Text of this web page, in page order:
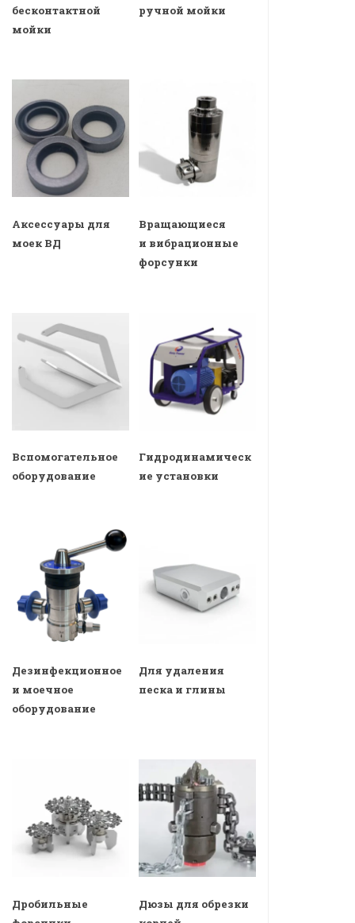
бесконтактной
мойки
ручной мойки
Аксессуары для
моек ВД
Вращающиеся
и вибрационные
форсунки
Вспомогательное
оборудование
Гидродинамическ
ие установки
Дезинфекционное
и моечное
оборудование
Для удаления
песка и глины
Дробильные
Дюзы для обрезки